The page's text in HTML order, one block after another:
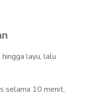
layu, lalu
selama 10 menit,